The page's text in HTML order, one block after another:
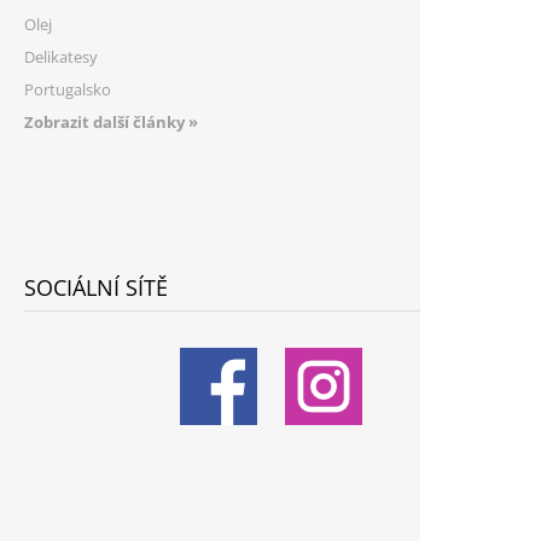
Olej
Delikatesy
Portugalsko
Zobrazit další články »
SOCIÁLNÍ SÍTĚ